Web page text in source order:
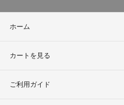
ホーム
カートを見る
ご利用ガイド